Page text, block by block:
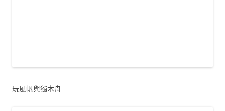
玩風帆與獨木舟